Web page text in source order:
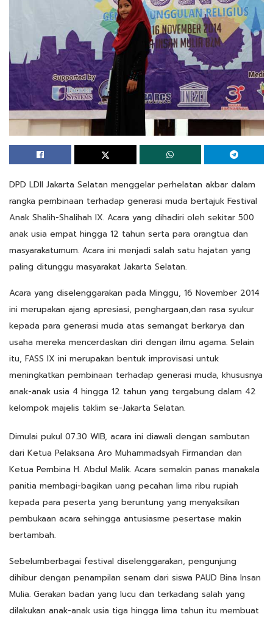
DPD LDII Jakarta Selatan menggelar perhelatan akbar dalam
rangka pembinaan terhadap generasi muda bertajuk Festival
Anak Shalih-Shalihah IX. Acara yang dihadiri oleh sekitar 500
anak usia empat hingga 12 tahun serta para orangtua dan
masyarakatumum. Acara ini menjadi salah satu hajatan yang
paling ditunggu masyarakat Jakarta Selatan.
Acara yang diselenggarakan pada Minggu, 16 November 2014
ini merupakan ajang apresiasi, penghargaan,dan rasa syukur
kepada para generasi muda atas semangat berkarya dan
usaha mereka mencerdaskan diri dengan ilmu agama. Selain
itu, FASS IX ini merupakan bentuk improvisasi untuk
meningkatkan pembinaan terhadap generasi muda, khususnya
anak-anak usia 4 hingga 12 tahun yang tergabung dalam 42
kelompok majelis taklim se-Jakarta Selatan.
Dimulai pukul 07.30 WIB, acara ini diawali dengan sambutan
dari Ketua Pelaksana Aro Muhammadsyah Firmandan dan
Ketua Pembina H. Abdul Malik. Acara semakin panas manakala
panitia membagi-bagikan uang pecahan lima ribu rupiah
kepada para peserta yang beruntung yang menyaksikan
pembukaan acara sehingga antusiasme pesertase makin
bertambah.
Sebelumberbagai festival diselenggarakan, pengunjung
dihibur dengan penampilan senam dari siswa PAUD Bina Insan
Mulia. Gerakan badan yang lucu dan terkadang salah yang
dilakukan anak-anak usia tiga hingga lima tahun itu membuat